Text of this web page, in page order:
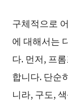
구체적으로
에 대해서는
다. 먼저, 프
합니다. 단순
니라, 구도,